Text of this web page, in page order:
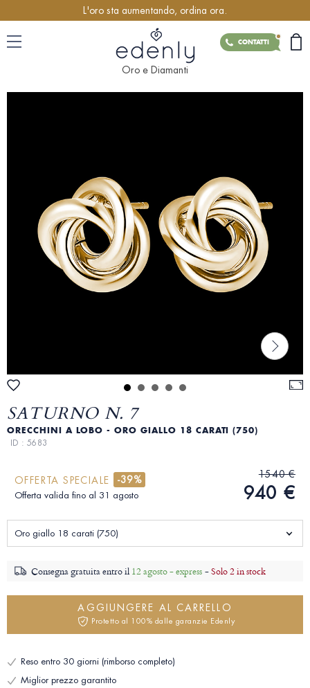
L'oro sta aumentando, ordina ora.
CONTATTI
Oro e Diamanti
SATURNO N. 7
ORECCHINI A LOBO - ORO GIALLO 18 CARATI (750)
ID : 5683
OFFERTA SPECIALE -39%
Offerta valida fino al 31 agosto
1540 €
940 €
Oro giallo 18 carati (750)
Consegna gratuita entro il 12 agosto - express -Solo 2 in stock
AGGIUNGERE AL CARRELLO
Protetto al 100% dalle garanzie Edenly
Reso entro 30 giorni (rimborso completo)
Miglior prezzo garantito